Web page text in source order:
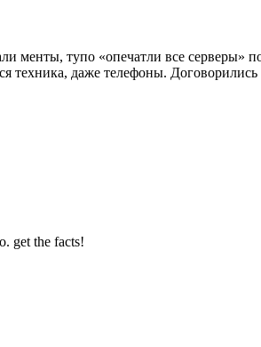
тупо «опечатли все серверы»
техника, даже телефоны.
get the facts!